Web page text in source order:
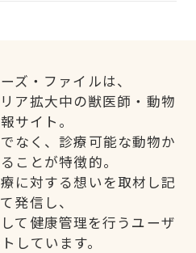
ズ・ファイルは、
ア拡大中の獣医師・動物
サイト。
なく、診療可能な動物か
ことが特徴的。
に対する想いを取材し記
発信し、
て健康管理を行うユーザ
しています。